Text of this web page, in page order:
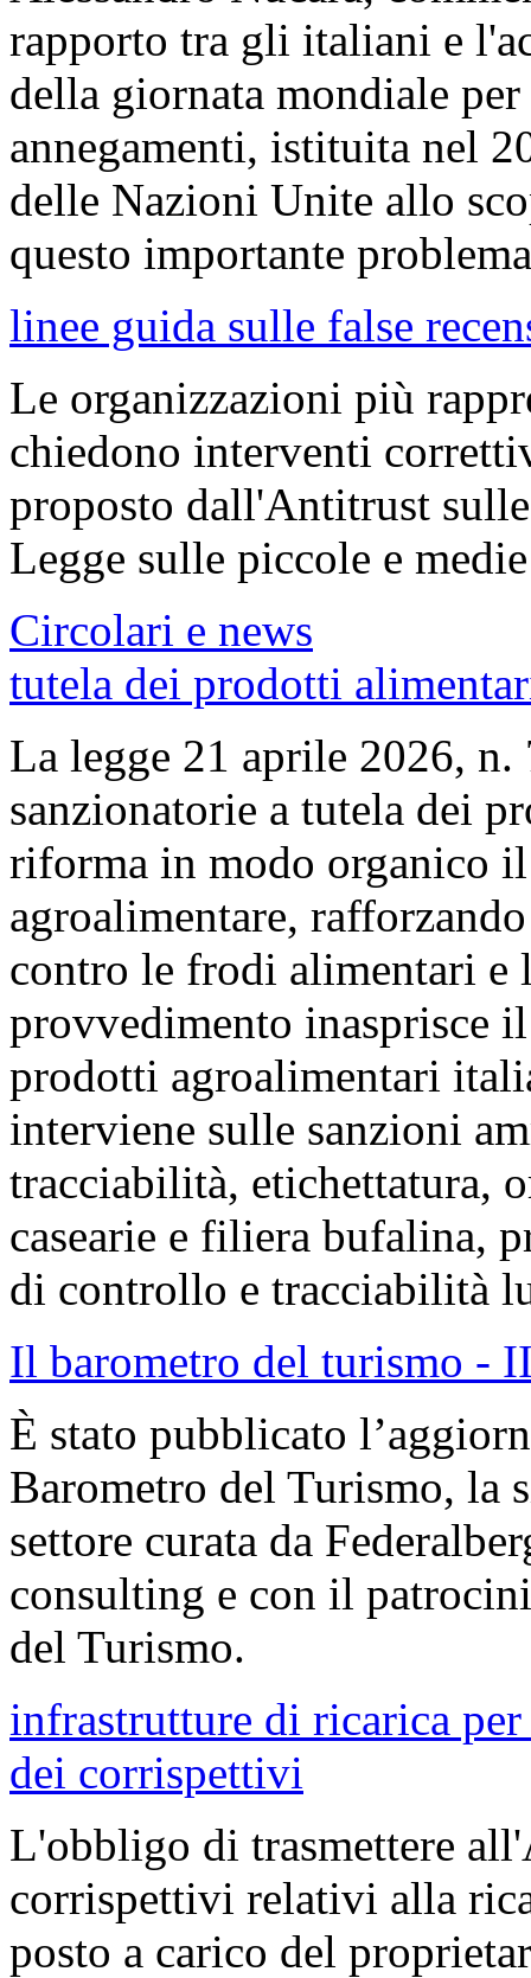
rapporto tra gli italiani e
della giornata mondiale
annegamenti, istituita nel
delle Nazioni Unite allo
questo importante
linee guida sulle false
Le organizzazioni più
chiedono interventi
proposto dall'Antitrust
Legge sulle piccole e
Circolari e news
tutela dei prodotti
La legge 21 aprile 2026,
sanzionatorie a tutela dei
riforma in modo organico
agroalimentare,
contro le frodi alimentari e
provvedimento inasprisce
prodotti agroalimentari
interviene sulle sanzioni
tracciabilità, etichettatura,
casearie e filiera bufalina,
di controllo e tracciabilità
Il barometro del turismo -
È stato pubblicato
Barometro del Turismo, la
settore curata da
consulting e con il
del Turismo.
infrastrutture di ricarica
dei corrispettivi
L'obbligo di trasmettere
corrispettivi relativi alla
posto a carico del